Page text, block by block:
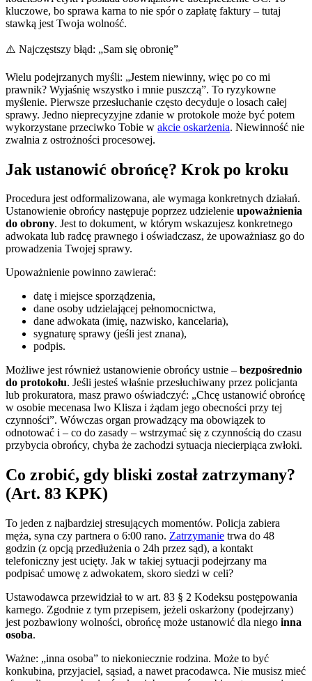
kluczowe, bo sprawa karna to nie spór o zapłatę faktury – tutaj
stawką jest Twoja wolność.
⚠️ Najczęstszy błąd: „Sam się obronię”
Wielu podejrzanych myśli: „Jestem niewinny, więc po co mi
prawnik? Wyjaśnię wszystko i mnie puszczą”. To ryzykowne
myślenie. Pierwsze przesłuchanie często decyduje o losach całej
sprawy. Jedno nieprecyzyjne zdanie w protokole może być potem
wykorzystane przeciwko Tobie w akcie oskarżenia. Niewinność nie
zwalnia z ostrożności procesowej.
Jak ustanowić obrońcę? Krok po kroku
Procedura jest odformalizowana, ale wymaga konkretnych działań.
Ustanowienie obrońcy następuje poprzez udzielenie upoważnienia
do obrony. Jest to dokument, w którym wskazujesz konkretnego
adwokata lub radcę prawnego i oświadczasz, że upoważniasz go do
prowadzenia Twojej sprawy.
Upoważnienie powinno zawierać:
datę i miejsce sporządzenia,
dane osoby udzielającej pełnomocnictwa,
dane adwokata (imię, nazwisko, kancelaria),
sygnaturę sprawy (jeśli jest znana),
podpis.
Możliwe jest również ustanowienie obrońcy ustnie – bezpośrednio
do protokołu. Jeśli jesteś właśnie przesłuchiwany przez policjanta
lub prokuratora, masz prawo oświadczyć: „Chcę ustanowić obrońcę
w osobie mecenasa Iwo Klisza i żądam jego obecności przy tej
czynności”. Wówczas organ prowadzący ma obowiązek to
odnotować i – co do zasady – wstrzymać się z czynnością do czasu
przybycia obrońcy, chyba że zachodzi sytuacja niecierpiąca zwłoki.
Co zrobić, gdy bliski został zatrzymany?
(Art. 83 KPK)
To jeden z najbardziej stresujących momentów. Policja zabiera
męża, syna czy partnera o 6:00 rano. Zatrzymanie trwa do 48
godzin (z opcją przedłużenia o 24h przez sąd), a kontakt
telefoniczny jest ucięty. Jak w takiej sytuacji podejrzany ma
podpisać umowę z adwokatem, skoro siedzi w celi?
Ustawodawca przewidział to w art. 83 § 2 Kodeksu postępowania
karnego. Zgodnie z tym przepisem, jeżeli oskarżony (podejrzany)
jest pozbawiony wolności, obrońcę może ustanowić dla niego inna
osoba.
Ważne: „inna osoba” to niekoniecznie rodzina. Może to być
konkubina, przyjaciel, sąsiad, a nawet pracodawca. Nie musisz mieć